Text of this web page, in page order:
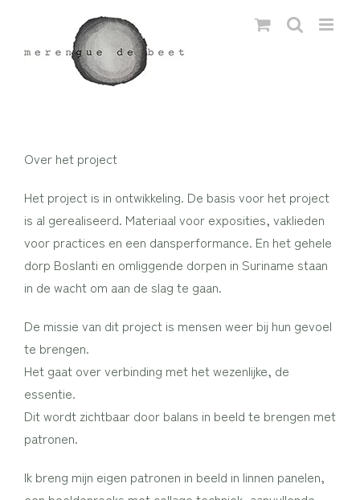
inhoud
Over het project
Het project is in ontwikkeling. De basis voor het project
is al gerealiseerd. Materiaal voor exposities, vaklieden
voor practices en een dansperformance. En het gehele
dorp Boslanti en omliggende dorpen in Suriname staan
in de wacht om aan de slag te gaan.
De missie van dit project is mensen weer bij hun gevoel
te brengen.
Het gaat over verbinding met het wezenlijke, de
essentie.
Dit wordt zichtbaar door balans in beeld te brengen met
patronen.
Ik breng mijn eigen patronen in beeld in linnen panelen,